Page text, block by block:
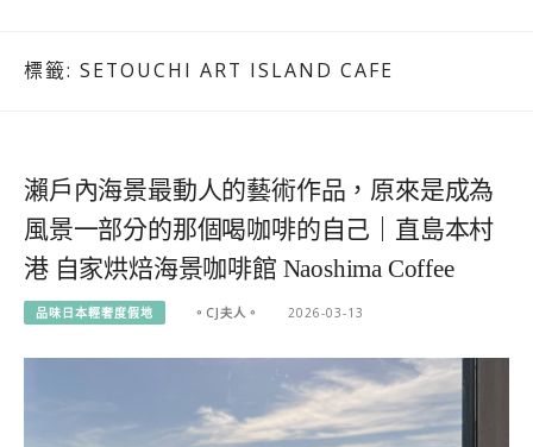
標籤: SETOUCHI ART ISLAND CAFE
瀨戶內海景最動人的藝術作品，原來是成為
風景一部分的那個喝咖啡的自己｜直島本村
港 自家烘焙海景咖啡館 Naoshima Coffee
品味日本輕奢度假地 。CJ夫人。 2026-03-13